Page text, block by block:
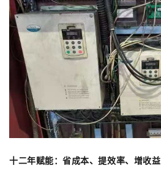
十二年赋能：省成本、提效率、增收益